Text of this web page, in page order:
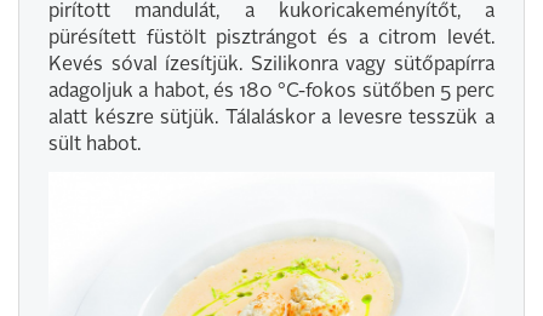
pirított mandulát, a kukoricakeményítőt, a
pürésített füstölt pisztrángot és a citrom levét.
Kevés sóval ízesítjük. Szilikonra vagy sütőpapírra
adagoljuk a habot, és 180 °C-fokos sütőben 5 perc
alatt készre sütjük. Tálaláskor a levesre tesszük a
sült habot.